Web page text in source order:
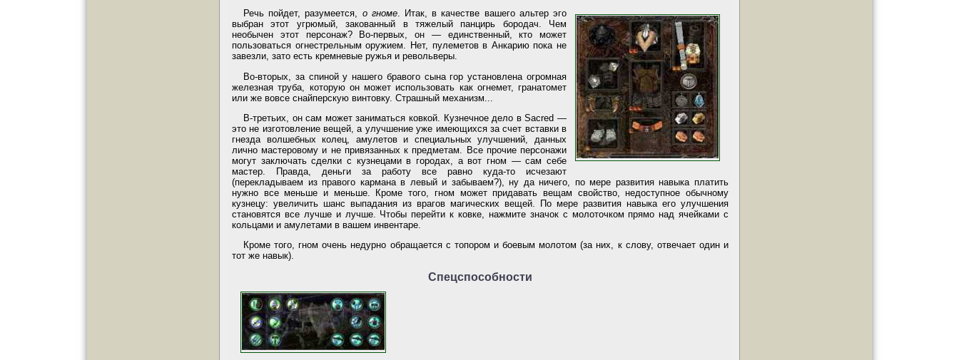
Речь пойдет, разумеется, о гноме. Итак, в качестве вашего альтер эго
выбран этот угрюмый, закованный в тяжелый панцирь бородач. Чем
необычен этот персонаж? Во-первых, он — единственный, кто может
пользоваться огнестрельным оружием. Нет, пулеметов в Анкарию пока не
завезли, зато есть кремневые ружья и револьверы.
Во-вторых, за спиной у нашего бравого сына гор установлена огромная
железная труба, которую он может использовать как огнемет, гранатомет
или же вовсе снайперскую винтовку. Страшный механизм...
В-третьих, он сам может заниматься ковкой. Кузнечное дело в Sacred —
это не изготовление вещей, а улучшение уже имеющихся за счет вставки в
гнезда волшебных колец, амулетов и специальных улучшений, данных
лично мастеровому и не привязанных к предметам. Все прочие персонажи
могут заключать сделки с кузнецами в городах, а вот гном — сам себе
мастер. Правда, деньги за работу все равно куда-то исчезают
(перекладываем из правого кармана в левый и забываем?), ну да ничего, по мере развития навыка платить
нужно все меньше и меньше. Кроме того, гном может придавать вещам свойство, недоступное обычному
кузнецу: увеличить шанс выпадания из врагов магических вещей. По мере развития навыка его улучшения
становятся все лучше и лучше. Чтобы перейти к ковке, нажмите значок с молоточком прямо над ячейками с
кольцами и амулетами в вашем инвентаре.
Кроме того, гном очень недурно обращается с топором и боевым молотом (за них, к слову, отвечает один и
тот же навык).
Спецспособности